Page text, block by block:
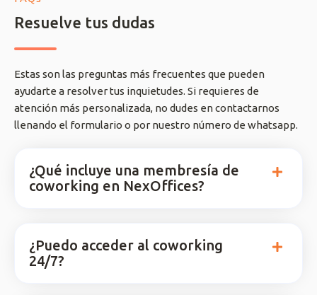
Resuelve tus dudas
Estas son las preguntas más frecuentes que pueden
ayudarte a resolver tus inquietudes. Si requieres de
atención más personalizada, no dudes en contactarnos
llenando el formulario o por nuestro número de whatsapp.
¿Qué incluye una membresía de
coworking en NexOffices?
¿Puedo acceder al coworking
24/7?